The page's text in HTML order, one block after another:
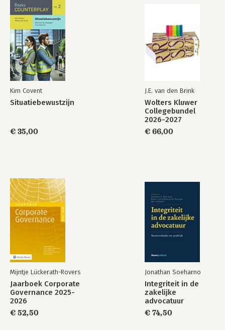
Situatiebewustzijn
Bekijk alle boeken
Kim Covent
Situatiebewustzijn
€ 35,00
J.E. van den Brink
Wolters Kluwer
Collegebundel
2026-2027
€ 66,00
Mijntje Lückerath-Rovers
Jaarboek Corporate
Governance 2025-
2026
€ 52,50
Jonathan Soeharno
Integriteit in de
zakelijke
advocatuur
€ 74,50